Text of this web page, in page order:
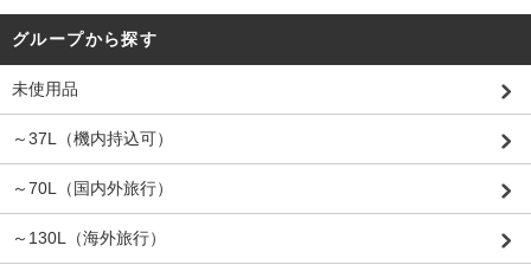
グループから探す
未使用品
～37L（機内持込可）
～70L（国内外旅行）
～130L（海外旅行）